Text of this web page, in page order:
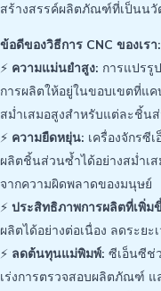
สร้างสรรค์ผลิตภัณฑ์ที่เป็นนวั
ข้อดีของวิธีการ CNC ของเรา:
⚡ ความแม่นยำสูง: การแปรรู
การผลิตให้อยู่ในขอบเขตที่แ
สม่ำเสมอสูงสำหรับแต่ละชิ้น
⚡ ความยืดหยุ่น: เครื่องจักรซี
ผลิตชิ้นส่วนซ้ำได้อย่างสม่ำเ
จากความผิดพลาดของมนุษย์
⚡ ประสิทธิภาพการผลิตที่เพิ่ม
ผลิตได้อย่างต่อเนื่อง ลดระยะ
⚡ ลดต้นทุนแม่พิมพ์: ซีเอ็นซีช่
เร่งการตรวจสอบผลิตภัณฑ์ แ